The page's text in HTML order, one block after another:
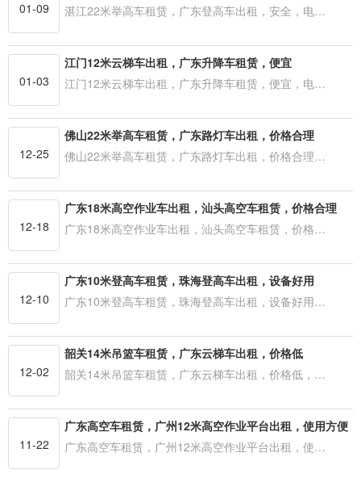
01-09
湛江22米举高车租赁，广东登高车出租，安全，电…
01-03
江门12米云梯车出租，广东升降车租赁，便宜
江门12米云梯车出租，广东升降车租赁，便宜，电…
12-25
佛山22米举高车租赁，广东路灯车出租，价格合理
佛山22米举高车租赁，广东路灯车出租，价格合理…
12-18
广东18米高空作业车出租，汕头高空车租赁，价格合理
广东18米高空作业车出租，汕头高空车租赁，价格…
12-10
广东10米登高车租赁，珠海登高车出租，设备好用
广东10米登高车租赁，珠海登高车出租，设备好用…
12-02
韶关14米吊篮车租赁，广东云梯车出租，价格低
韶关14米吊篮车租赁，广东云梯车出租，价格低，…
11-22
广东高空车租赁，广州12米高空作业平台出租，使用方便
广东高空车租赁，广州12米高空作业平台出租，使…